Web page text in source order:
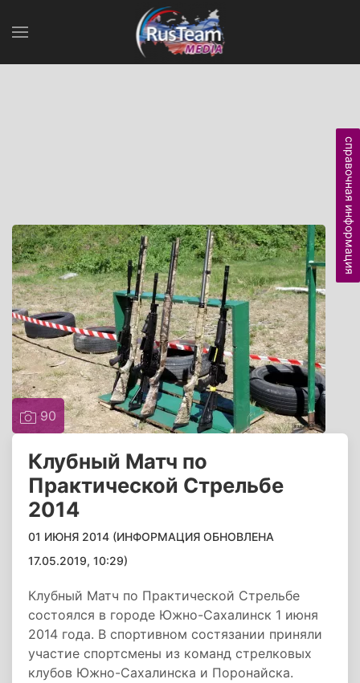
90
Клубный Матч по
Практической Стрельбе
2014
01 ИЮНЯ 2014 (ИНФОРМАЦИЯ ОБНОВЛЕНА
17.05.2019, 10:29)
Клубный Матч по Практической Стрельбе
состоялся в городе Южно-Сахалинск 1 июня
2014 года. В спортивном состязании приняли
участие спортсмены из команд стрелковых
клубов Южно-Сахалинска и Поронайска.
справочная информация